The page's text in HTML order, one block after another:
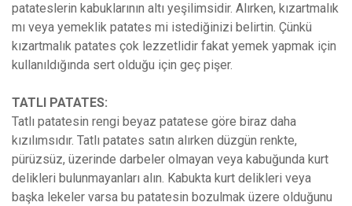
patateslerin kabuklarının altı yeşilimsidir. Alırken, kızartmalık
mı veya yemeklik patates mi istediğinizi belirtin. Çünkü
kızartmalık patates çok lezzetlidir fakat yemek yapmak için
kullanıldığında sert olduğu için geç pişer.
TATLI PATATES:
Tatlı patatesin rengi beyaz patatese göre biraz daha
kızılımsıdır. Tatlı patates satın alırken düzgün renkte,
pürüzsüz, üzerinde darbeler olmayan veya kabuğunda kurt
delikleri bulunmayanları alın. Kabukta kurt delikleri veya
başka lekeler varsa bu patatesin bozulmak üzere olduğunu